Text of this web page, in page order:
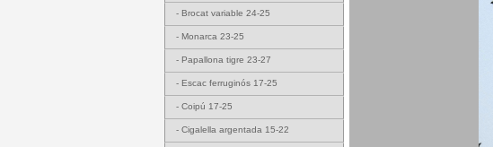
- Brocat variable 24-25
- Monarca 23-25
- Papallona tigre 23-27
- Escac ferruginós 17-25
- Coipú 17-25
- Cigalella argentada 15-22